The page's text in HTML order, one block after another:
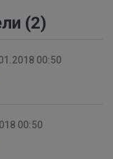
(2)
00:50
00:50